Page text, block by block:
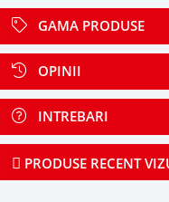
GAMA PRODUSE
OPINII
INTREBARI
PRODUSE RECENT